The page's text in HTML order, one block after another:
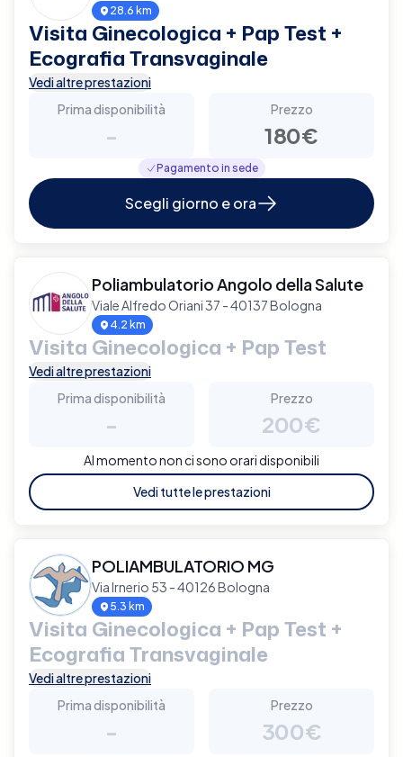
28.6 km
Visita Ginecologica + Pap Test +
Ecografia Transvaginale
Vedi altre prestazioni
Prima disponibilità
-
Prezzo
180€
Pagamento in sede
Scegli giorno e ora
Poliambulatorio Angolo della Salute
Viale Alfredo Oriani 37 - 40137 Bologna
4.2 km
Visita Ginecologica + Pap Test
Vedi altre prestazioni
Prima disponibilità
-
Prezzo
200€
Al momento non ci sono orari disponibili
Vedi tutte le prestazioni
POLIAMBULATORIO MG
Via Irnerio 53 - 40126 Bologna
5.3 km
Visita Ginecologica + Pap Test +
Ecografia Transvaginale
Vedi altre prestazioni
Prima disponibilità
-
Prezzo
300€